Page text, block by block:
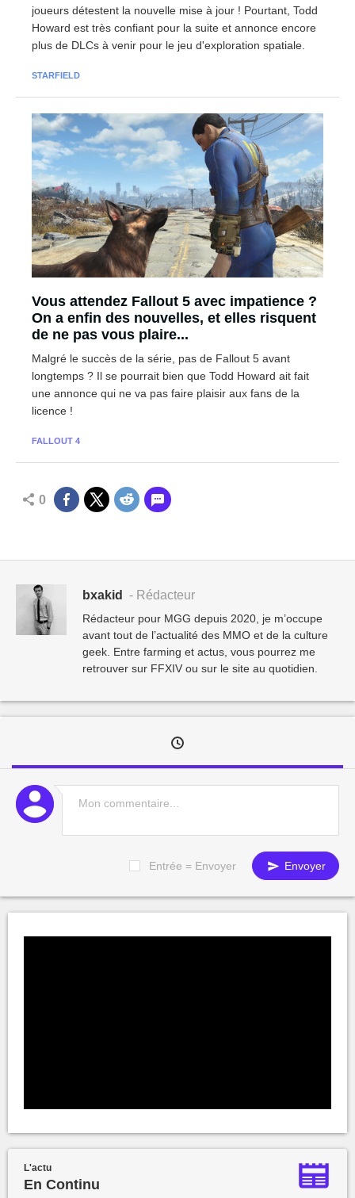
joueurs détestent la nouvelle mise à jour ! Pourtant, Todd
Howard est très confiant pour la suite et annonce encore
plus de DLCs à venir pour le jeu d'exploration spatiale.
STARFIELD
Vous attendez Fallout 5 avec impatience ?
On a enfin des nouvelles, et elles risquent
de ne pas vous plaire...
Malgré le succès de la série, pas de Fallout 5 avant
longtemps ? Il se pourrait bien que Todd Howard ait fait
une annonce qui ne va pas faire plaisir aux fans de la
licence !
FALLOUT 4
0
bxakid - Rédacteur
Rédacteur pour MGG depuis 2020, je m’occupe
avant tout de l’actualité des MMO et de la culture
geek. Entre farming et actus, vous pourrez me
retrouver sur FFXIV ou sur le site au quotidien.
Entrée = Envoyer Envoyer
L'actu
En Continu